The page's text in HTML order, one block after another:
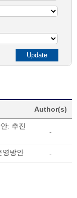
Author(s)
: 추진
-
영방안 -